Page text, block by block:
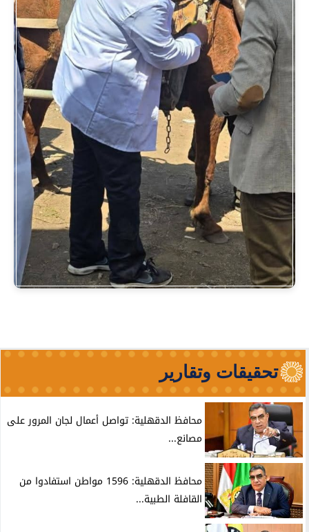
تحقيقات وتقارير
محافظ الدقهلية: تواصل أعمال لجان المرور على
مصانع...
محافظ الدقهلية: 1596 مواطن استفادوا من
القافلة الطبية...